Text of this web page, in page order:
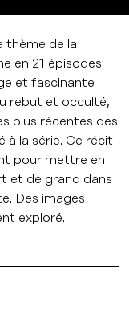
thème de la
en 21 épisodes
et fascinante
rebut et occulté,
plus récentes des
à la série. Ce récit
pour mettre en
et de grand dans
Des images
exploré.